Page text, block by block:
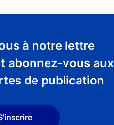
à notre lettre
abonnez-vous aux
de publication